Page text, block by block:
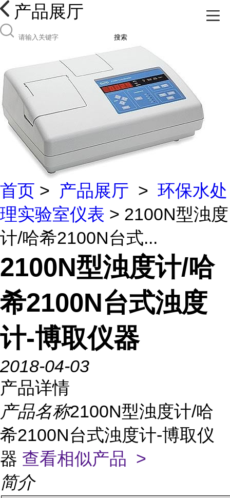
产品展厅
搜索
首页 > 产品展厅 > 环保水处
理实验室仪表 > 2100N型浊度
计/哈希2100N台式...
2100N型浊度计/哈
希2100N台式浊度
计-博取仪器
2018-04-03
产品详情
产品名称2100N型浊度计/哈
希2100N台式浊度计-博取仪
器 查看相似产品 >
简介